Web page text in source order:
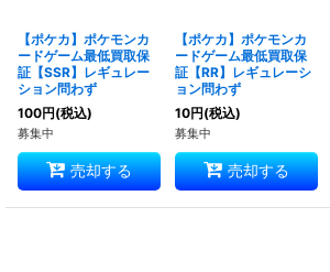
【ポケカ】ポケモンカ
ードゲーム最低買取保
証【SSR】レギュレー
ション問わず
100円(税込)
募集中
売却する
【ポケカ】ポケモンカ
ードゲーム最低買取保
証【RR】レギュレーシ
ョン問わず
10円(税込)
募集中
売却する